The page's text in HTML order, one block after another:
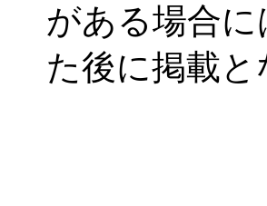
がある場合
た後に掲載